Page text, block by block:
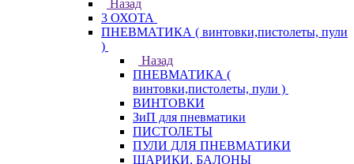
Назад
3 ОХОТА
ПНЕВМАТИКА ( винтовки,пистолеты, пули
)
Назад
ПНЕВМАТИКА (
винтовки,пистолеты, пули )
ВИНТОВКИ
ЗиП для пневматики
ПИСТОЛЕТЫ
ПУЛИ ДЛЯ ПНЕВМАТИКИ
ШАРИКИ, БАЛОНЫ